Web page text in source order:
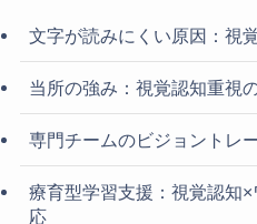
文字が読みにくい原因：視
当所の強み：視覚認知重視
専門チームのビジョントレ
療育型学習支援：視覚認知
応